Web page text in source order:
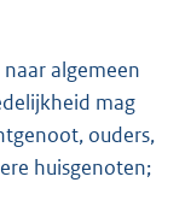
algemeen
mag
ouders,
huisgenoten;